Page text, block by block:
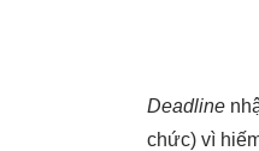
Deadline
chức) vì